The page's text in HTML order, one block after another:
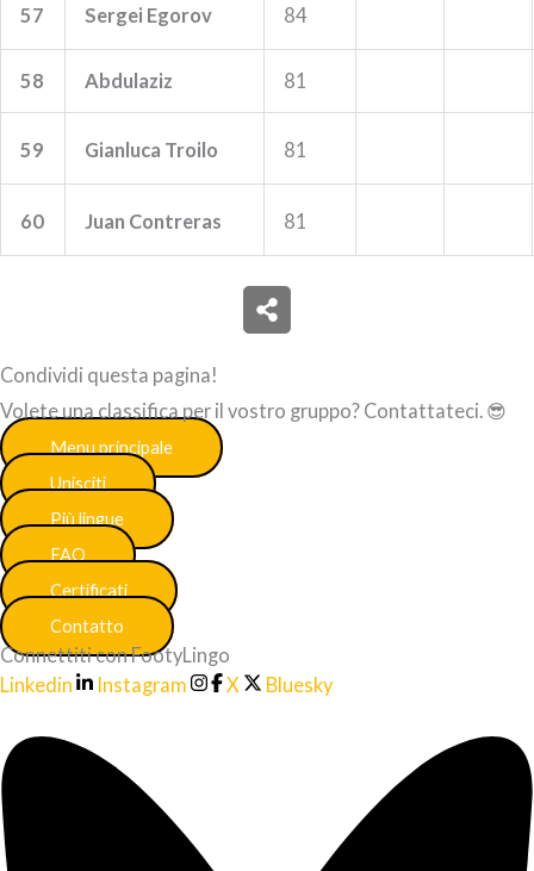
57 Sergei Egorov 84
58 Abdulaziz 81
59 Gianluca Troilo 81
60 Juan Contreras 81
Condividi questa pagina!
Volete una classifica per il vostro gruppo? Contattateci. 😎
Menu principale
Unisciti
Più lingue
FAQ
Certificati
Contatto
Connettiti con FootyLingo
Linkedin
Instagram X Bluesky